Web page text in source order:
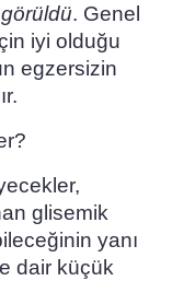
. Genel
iyi olduğu
egzersizin
glisemik
yanı
dair küçük